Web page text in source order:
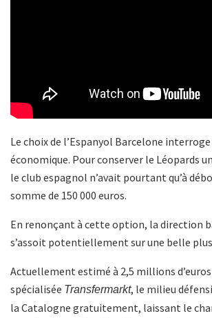
Le choix de l’Espanyol Barcelone
économique. Pour conserver le Léopards
le club espagnol n’avait pourtant qu’à
somme de 150 000 euros.
En renonçant à cette option, la direction
s’assoit potentiellement sur une belle
Actuellement estimé à 2,5 millions
spécialisée Transfermarkt, le milieu
la Catalogne gratuitement, laissant le